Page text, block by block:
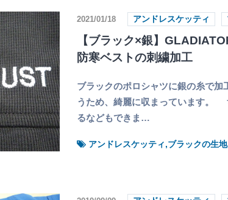
2021/01/18 アンドレスケッティ
【ブラック×銀】
防寒ベストの刺繍加工
ブラックのポロシャツに銀の糸で
うため、綺麗に収まっています。
るなどもできま…
アンドレスケッティ,ブラックの生